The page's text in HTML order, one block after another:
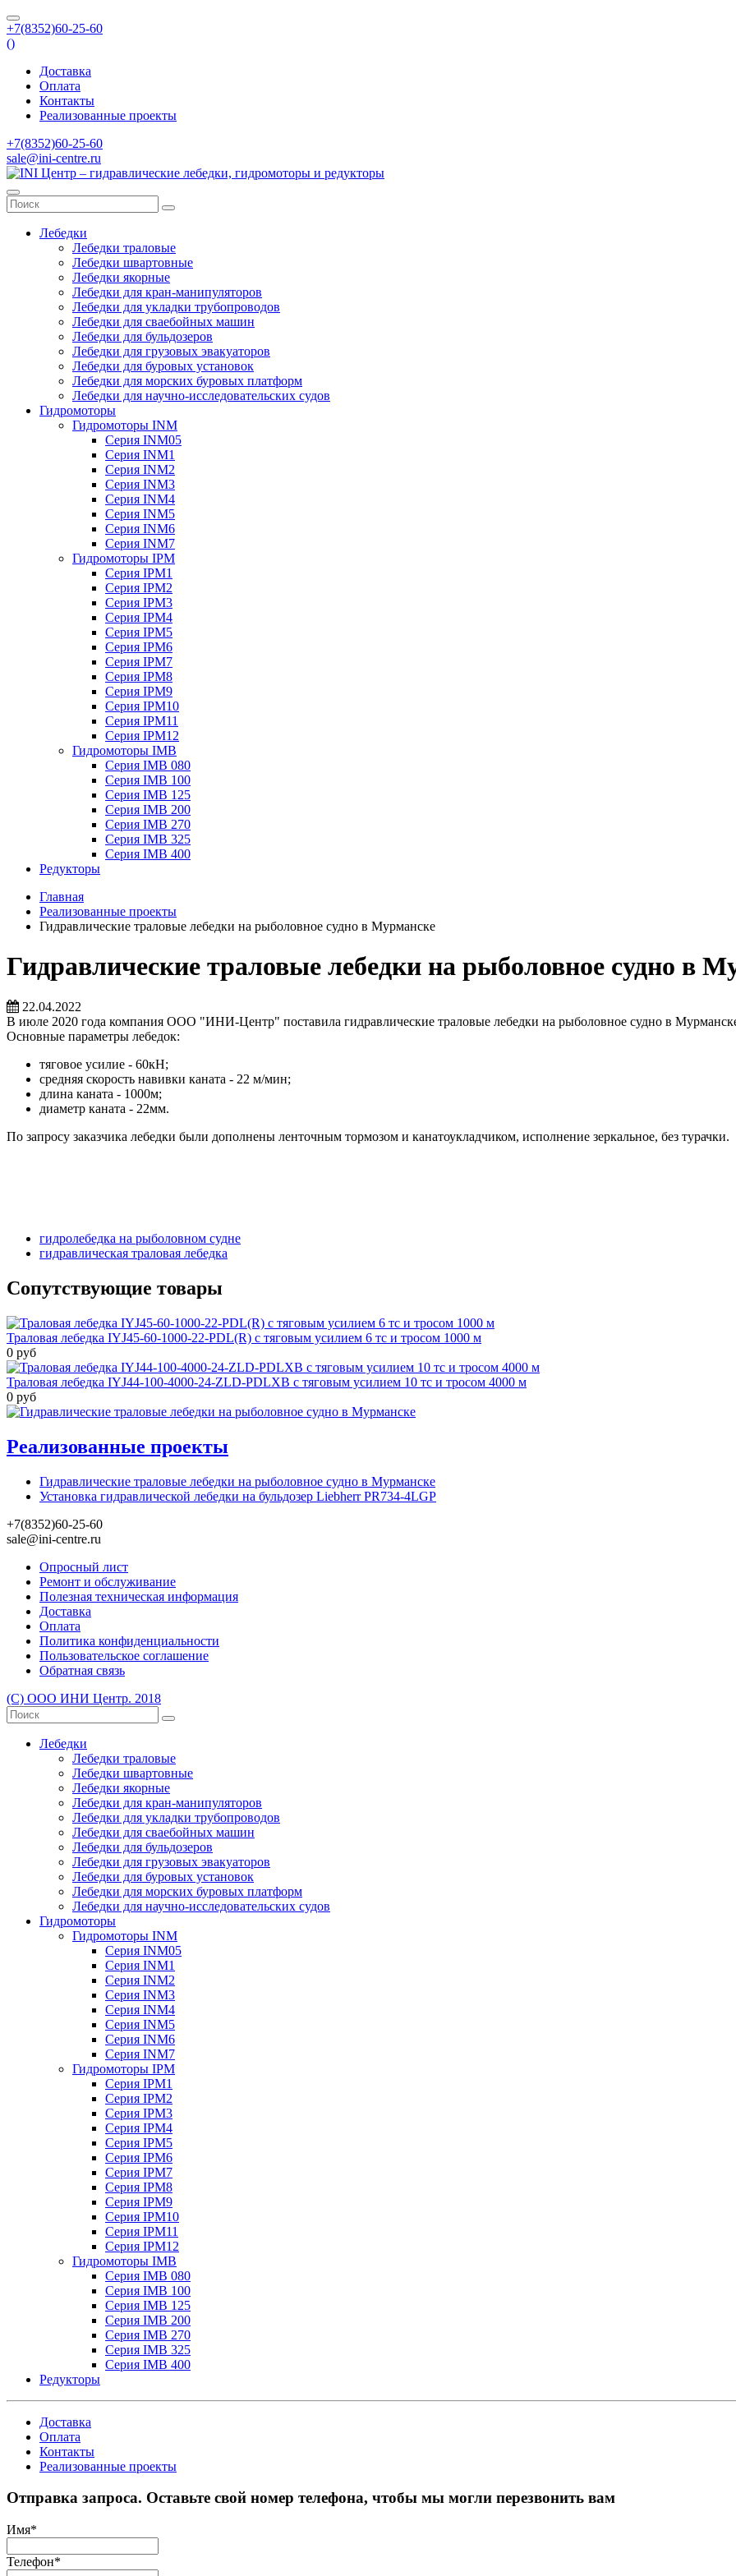
+7(8352)60-25-60
()
Доставка
Оплата
Контакты
Реализованные проекты
+7(8352)60-25-60
sale@ini-centre.ru
Лебедки
Лебедки траловые
Лебедки швартовные
Лебедки якорные
Лебедки для кран-манипуляторов
Лебедки для укладки трубопроводов
Лебедки для сваебойных машин
Лебедки для бульдозеров
Лебедки для грузовых эвакуаторов
Лебедки для буровых установок
Лебедки для морских буровых платформ
Лебедки для научно-исследовательских судов
Гидромоторы
Гидромоторы INM
Серия INM05
Серия INM1
Серия INM2
Серия INM3
Серия INM4
Серия INM5
Серия INM6
Серия INM7
Гидромоторы IPM
Серия IPM1
Серия IPM2
Серия IPM3
Серия IPM4
Серия IPM5
Серия IPM6
Серия IPM7
Серия IPM8
Серия IPM9
Серия IPM10
Серия IPM11
Серия IPM12
Гидромоторы IMB
Серия IMB 080
Серия IMB 100
Серия IMB 125
Серия IMB 200
Серия IMB 270
Серия IMB 325
Серия IMB 400
Редукторы
Главная
Реализованные проекты
Гидравлические траловые лебедки на рыболовное судно в Мурманске
Гидравлические траловые лебедки на рыболовное судно в
22.04.2022
В июле 2020 года компания ООО "ИНИ-Центр" поставила гидравлические траловые лебедки на рыболовное судно в
Основные параметры лебедок:
тяговое усилие - 60кН;
средняя скорость навивки каната - 22 м/мин;
длина каната - 1000м;
диаметр каната - 22мм.
По запросу заказчика лебедки были дополнены ленточным тормозом и канатоукладчиком, исполнение зеркальное, без турачки.
гидролебедка на рыболовном судне
гидравлическая траловая лебедка
Сопутствующие товары
Траловая лебедка IYJ45-60-1000-22-PDL(R) с тяговым усилием 6 тс и тросом 1000 м
0 руб
Траловая лебедка IYJ44-100-4000-24-ZLD-PDLXB с тяговым усилием 10 тс и тросом 4000 м
0 руб
Реализованные проекты
Гидравлические траловые лебедки на рыболовное судно в Мурманске
Установка гидравлической лебедки на бульдозер Liebherr PR734-4LGP
+7(8352)60-25-60
sale@ini-centre.ru
Опросный лист
Ремонт и обслуживание
Полезная техническая информация
Доставка
Оплата
Политика конфиденциальности
Пользовательское соглашение
Обратная связь
(С) ООО ИНИ Центр. 2018
Лебедки
Лебедки траловые
Лебедки швартовные
Лебедки якорные
Лебедки для кран-манипуляторов
Лебедки для укладки трубопроводов
Лебедки для сваебойных машин
Лебедки для бульдозеров
Лебедки для грузовых эвакуаторов
Лебедки для буровых установок
Лебедки для морских буровых платформ
Лебедки для научно-исследовательских судов
Гидромоторы
Гидромоторы INM
Серия INM05
Серия INM1
Серия INM2
Серия INM3
Серия INM4
Серия INM5
Серия INM6
Серия INM7
Гидромоторы IPM
Серия IPM1
Серия IPM2
Серия IPM3
Серия IPM4
Серия IPM5
Серия IPM6
Серия IPM7
Серия IPM8
Серия IPM9
Серия IPM10
Серия IPM11
Серия IPM12
Гидромоторы IMB
Серия IMB 080
Серия IMB 100
Серия IMB 125
Серия IMB 200
Серия IMB 270
Серия IMB 325
Серия IMB 400
Редукторы
Доставка
Оплата
Контакты
Реализованные проекты
Отправка запроса. Оставьте свой номер телефона, чтобы мы могли перезвонить вам
Имя*
Телефон*